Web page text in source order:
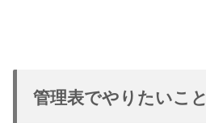
管理表でやりたいこと